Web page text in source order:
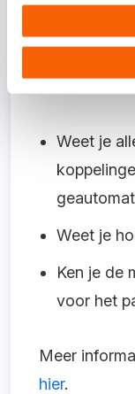
uit RGS te
Online
Weet je
Weet je
Ken je de
voor het
Meer
hier.